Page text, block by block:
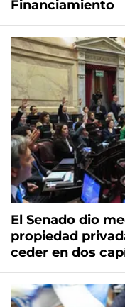
Financiamiento
El Senado dio
propiedad
ceder en dos